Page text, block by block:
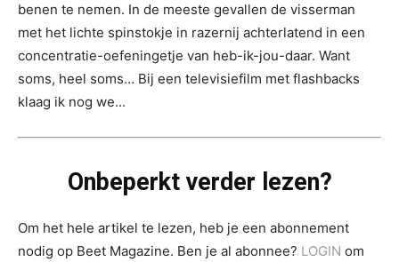
benen te nemen. In de meeste gevallen de visserman
met het lichte spinstokje in razernij achterlatend in een
concentratie-oefeningetje van heb-ik-jou-daar. Want
soms, heel soms… Bij een televisiefilm met flashbacks
klaag ik nog we...
Onbeperkt verder lezen?
Om het hele artikel te lezen, heb je een abonnement
nodig op Beet Magazine. Ben je al abonnee? LOGIN om